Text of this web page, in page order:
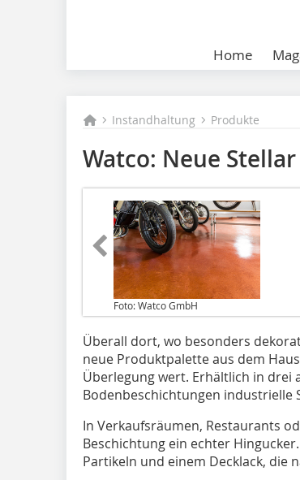
Home
Instandhaltung Produkte
Watco: Neue
Foto: Watco GmbH
Überall dort, wo besonders
neue Produktpalette aus dem
Überlegung wert. Erhältlich in drei
Bodenbeschichtungen industrielle
In Verkaufsräumen, Restaurants
Beschichtung ein echter
Partikeln und einem Decklack, die